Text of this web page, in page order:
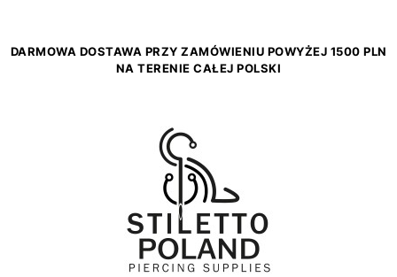
DARMOWA DOSTAWA PRZY ZAMÓWIENIU POWYŻEJ 1500 PLN
NA TERENIE CAŁEJ POLSKI